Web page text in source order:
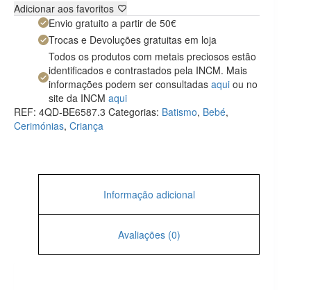
Adicionar aos favoritos
Envio gratuito a partir de 50€
Trocas e Devoluções gratuitas em loja
Todos os produtos com metais preciosos estão
identificados e contrastados pela INCM. Mais
informações podem ser consultadas aqui ou no
site da INCM aqui
REF: 4QD-BE6587.3 Categorias: Batismo, Bebé,
Cerimónias, Criança
Informação adicional
Avaliações (0)